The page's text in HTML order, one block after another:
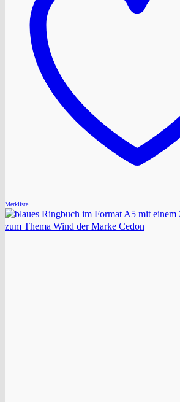
Merkliste